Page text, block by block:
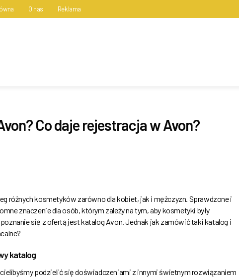
O nas Reklama
Co daje rejestracja w Avon?
różnych kosmetyków zarówno dla kobiet, jak i mężczyzn. Sprawdzone i
znaczenie dla osób, którym zależy na tym, aby kosmetyki były
się z ofertą jest katalog Avon. Jednak jak zamówić taki katalog i
katalog
podzielić się doświadczeniami z innymi świetnym rozwiązaniem